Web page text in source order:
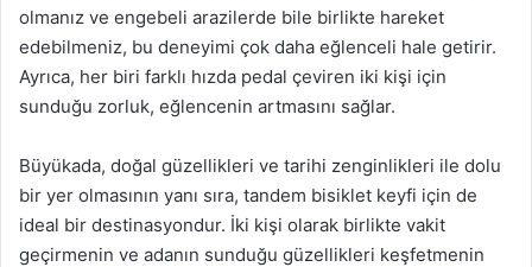
olmanız ve engebeli arazilerde bile birlikte hareket
edebilmeniz, bu deneyimi çok daha eğlenceli hale getirir.
Ayrıca, her biri farklı hızda pedal çeviren iki kişi için
sunduğu zorluk, eğlencenin artmasını sağlar.
Büyükada, doğal güzellikleri ve tarihi zenginlikleri ile dolu
bir yer olmasının yanı sıra, tandem bisiklet keyfi için de
ideal bir destinasyondur. İki kişi olarak birlikte vakit
geçirmenin ve adanın sunduğu güzellikleri keşfetmenin